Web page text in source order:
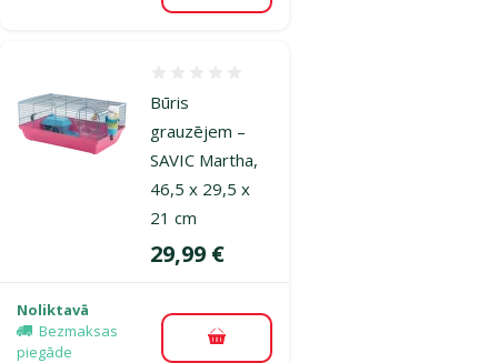
Būris
grauzējem –
SAVIC Martha,
46,5 x 29,5 x
21 cm
Cena
29,99 €
Noliktavā
Bezmaksas
piegāde
Pievienot grozam